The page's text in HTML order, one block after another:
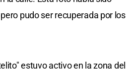
pudo ser recuperada por los
estuvo activo en la zona del